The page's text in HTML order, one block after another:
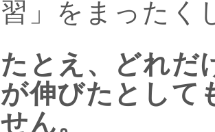
習」をまったく
たとえ、どれだ
が伸びたとして
せん。